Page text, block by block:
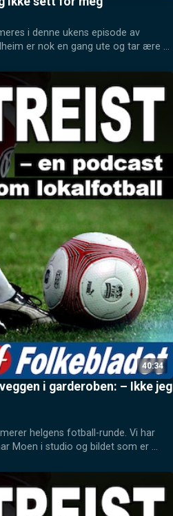
i denne ukens episode av
er nok en gang ute og tar ære
40:34
i garderoben: – Ikke jeg
helgens fotball-runde. Vi har
Moen i studio og bildet som er